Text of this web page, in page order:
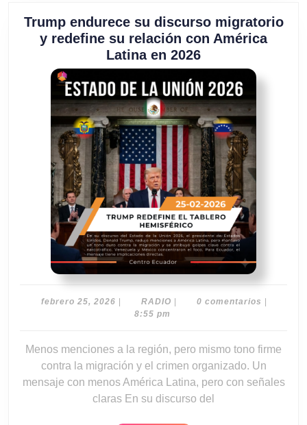
Trump endurece su discurso migratorio
y redefine su relación con América
Latina en 2026Trump
endurece
su
discurso
migratorio
y
redefine
su
relación
con
América
Latina
en
2026
febrero 25, 2026 febreroRADIO RADIO0 comentarios
8:55 pm
Menos menciones a la región, pero mismo tono firme
contra la migración y el crimen organizado. Un
mensaje con menos América Latina, pero con señales
claras En su discurso del